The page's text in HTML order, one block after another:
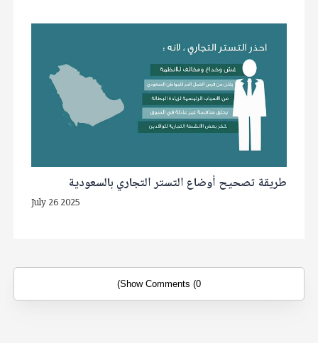
طريقة تصحيح أوضاع التستر التجاري بالسعودية
July 26 2025
Show Comments (0)